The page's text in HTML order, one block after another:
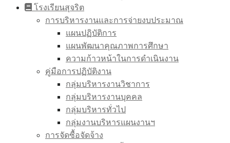
โรงเรียนสุจริต
การบริหารงานและการจ่ายงบประมาณ
แผนปฏิบัติการ
แผนพัฒนาคุณภาพการศึกษา
ความก้าวหน้าในการดำเนินงาน
คู่มือการปฏิบัติงาน
กลุ่มบริหารงานวิชาการ
กลุ่มบริหารงานบุคคล
กลุ่มบริหารทั่วไป
กลุ่มงานบริหารแผนงานฯ
การจัดซื้อจัดจ้าง